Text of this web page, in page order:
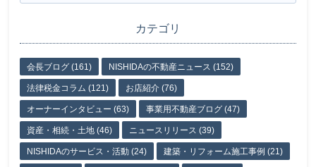
カテゴリ
会長ブログ (161) NISHIDAの不動産ニュース (152)
法律税金コラム (121) お店紹介 (76)
オーナーインタビュー (63) 事業用不動産ブログ (47)
資産・相続・土地 (46) ニュースリリース (39)
NISHIDAのサービス・活動 (24) 建築・リフォーム施工事例 (21)